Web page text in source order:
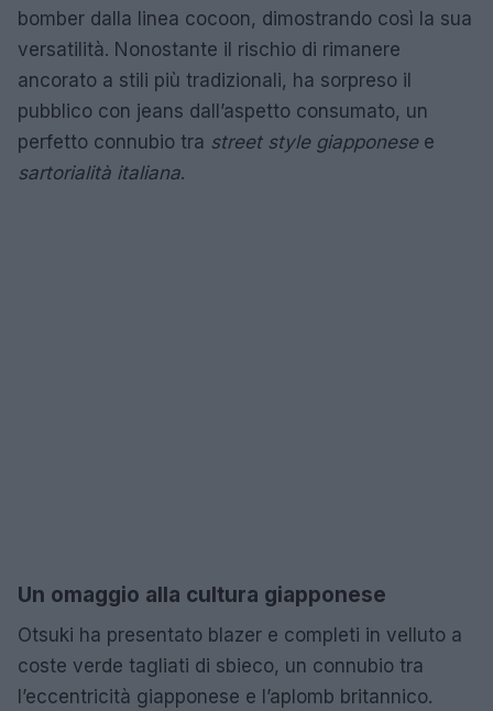
bomber dalla linea cocoon, dimostrando così la sua
versatilità. Nonostante il rischio di rimanere
ancorato a stili più tradizionali, ha sorpreso il
pubblico con jeans dall’aspetto consumato, un
perfetto connubio tra street style giapponesee
sartorialità italiana.
Un omaggio alla cultura giapponese
Otsuki ha presentato blazer e completi in velluto a
coste verde tagliati di sbieco, un connubio tra
l’eccentricità giapponese e l’aplomb britannico.